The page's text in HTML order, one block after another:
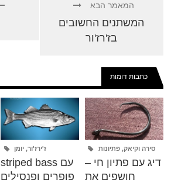
המאמר הבא
המשתנים החשובים
בז'רז'ור
כתבות דומות
ז'ירז'ור, יומן
striped bass עם
פופרים ופנסילים
סירה וקיאק,פתיונות
דיג עם פתיון חי –
חושפים את